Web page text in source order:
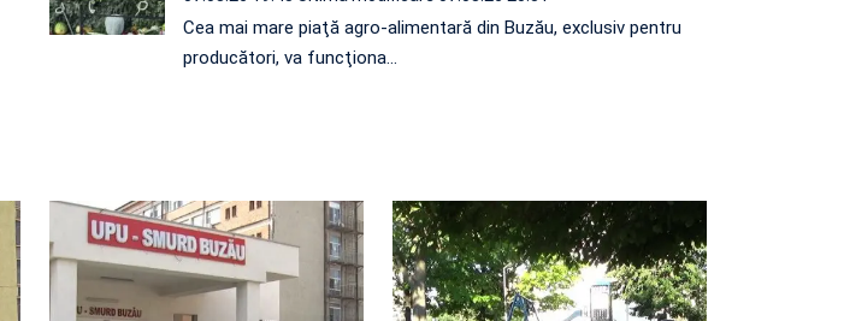
Cea mai mare piaţă agro-alimentară din Buzău, exclusiv pentru
producători, va funcţiona…